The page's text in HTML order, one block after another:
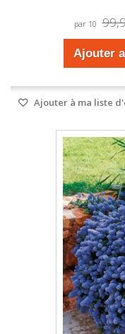
par 10
Ajouter
Ajouter à ma liste